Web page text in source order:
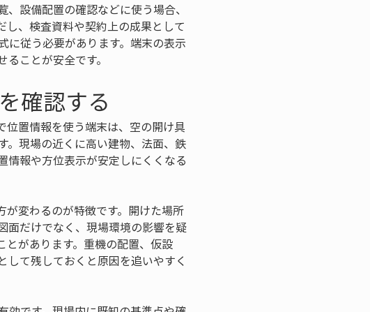
設備配置の確認などに使う場合、
、検査資料や契約上の成果として
に従う必要があります。端末の表示
ことが安全です。
確認する
位置情報を使う端末は、空の開け具
。現場の近くに高い建物、法面、鉄
情報や方位表示が安定しにくくなる
変わるのが特徴です。開けた場所
面だけでなく、現場環境の影響を疑
とがあります。重機の配置、仮設
て残しておくと原因を追いやすく